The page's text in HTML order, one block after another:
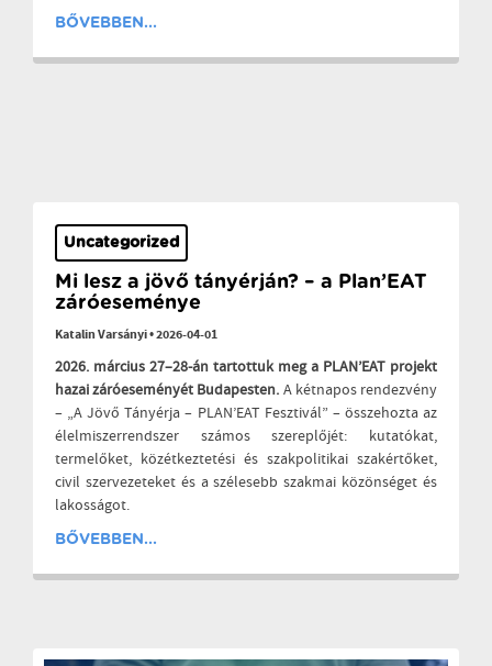
Uncategorized
Mi lesz a jövő tányérján? – a Plan’EAT
záróeseménye
Katalin Varsányi•2026-04-01
2026. március 27–28-án tartottuk meg a PLAN’EAT projekt
hazai záróeseményét Budapesten. A kétnapos rendezvény
– „A Jövő Tányérja – PLAN’EAT Fesztivál” – összehozta az
élelmiszerrendszer számos szereplőjét: kutatókat,
termelőket, közétkeztetési és szakpolitikai szakértőket,
civil szervezeteket és a szélesebb szakmai közönséget és
lakosságot.
BŐVEBBEN...
BŐVEBBEN...